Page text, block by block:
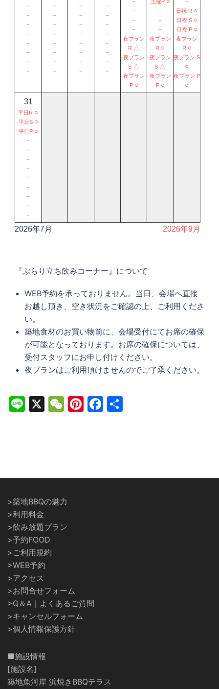
－
－
－
－
－
－
－
－
－
－
－
－
－
－
－
－
－
－
－
－
－
－
－
－
－
－
－
－
－
－
－
－
－
－
－
夜プラン
R △
夜プラン
S △
夜プラン
P ○
土曜P
－
－
－
夜プラン
R ○
夜プラン
S △
夜プラン
P ○
日祝 R ○
日祝 S ○
日祝 P ○
夜プラン
R ○
夜プラン S
○
夜プラン P
○
31
平日R ○
平日S ○
平日P ○
－
－
－
－
－
－
－
－
－
2026年7月 2026年9月
『ぶらり立ち飲みコーナー』について
WEB予約を承っておりません。当日、会場へ直接
お越し頂き、空き状況をご確認の上、ご利用くださ
い。
築地食材のお買い物前に、会場受付にてお席の確保
が可能となっております。お席の確保については、
受付スタッフにお申し付けください。
夜プランはご利用頂けませんのでご了承ください。
Line
X WeChat
Pinterest
Facebook
>築地BBQの魅力
>利用料金
>飲み放題プラン
>予約FOOD
>ご利用規約
>WEB予約
>アクセス
>お問合せフォーム
>Q＆A｜よくあるご質問
>キャンセルフォーム
>個人情報保護方針
■施設情報
[施設名]
築地魚河岸 浜焼きBBQテラス